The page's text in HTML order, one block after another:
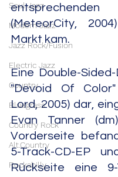
Soul Jazz
Modern Jazz
Jazz Rock/Fusion
Electric Jazz
Country
Bluegrass
Country Rock
Alt.Country
Rockabilly
(MeteorCity,
Markt kam.
Eine Double-
"Devoid Of Color"
Lord, 2005) dar,
Evan Tanner
Vorderseite
5-Track-CD-EP
Rückseite eine 9-